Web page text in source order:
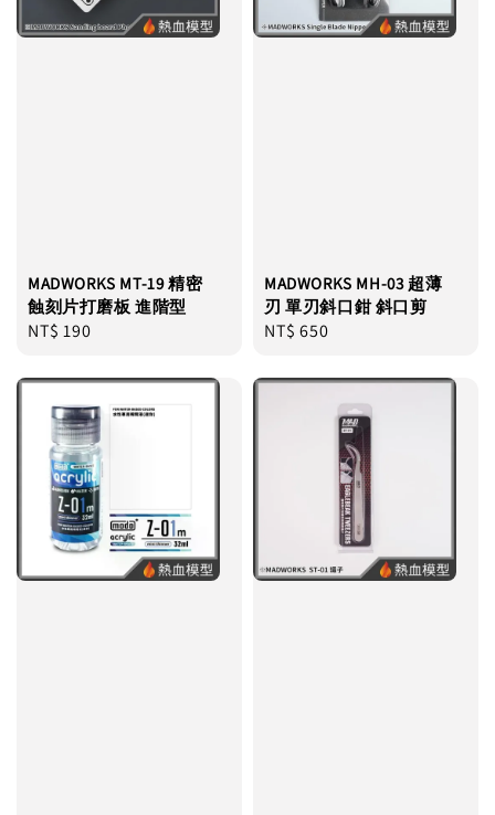
MADWORKS MT-19 精密
蝕刻片打磨板 進階型
Regular
NT$ 190
MADWORKS MH-03 超薄
刃 單刃斜口鉗 斜口剪
Regular
NT$ 650